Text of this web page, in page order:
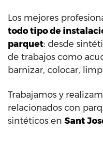
Los mejores
todo tipo de
parquet: desde
de trabajos como
barnizar, colocar,
Trabajamos y
relacionados con
sintéticos en Sant